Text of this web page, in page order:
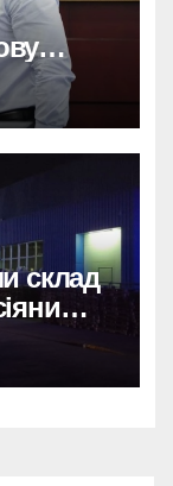
склад
оцінка